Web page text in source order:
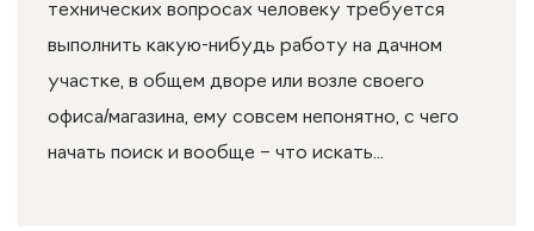
технических вопросах человеку требуется
выполнить какую-нибудь работу на дачном
участке, в общем дворе или возле своего
офиса/магазина, ему совсем непонятно, с чего
начать поиск и вообще – что искать...